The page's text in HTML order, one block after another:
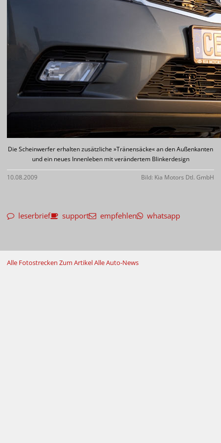
Die Scheinwerfer erhalten zusätzliche »Tränensäcke« an den Außenkanten
und ein neues Innenleben mit verändertem Blinkerdesign
10.08.2009 Bild: Kia Motors Dtl. GmbH
leserbrief support empfehlen whatsapp
Alle Fotostrecken Zum ArtikelAlle Auto-News